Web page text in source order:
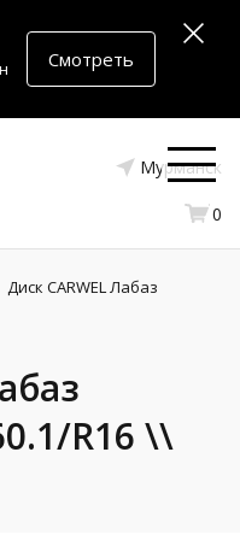
Смотреть
Мурманск
0
Диск CARWEL Лабаз
R16 \\